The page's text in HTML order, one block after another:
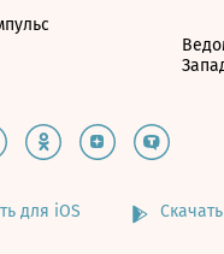
для iOS